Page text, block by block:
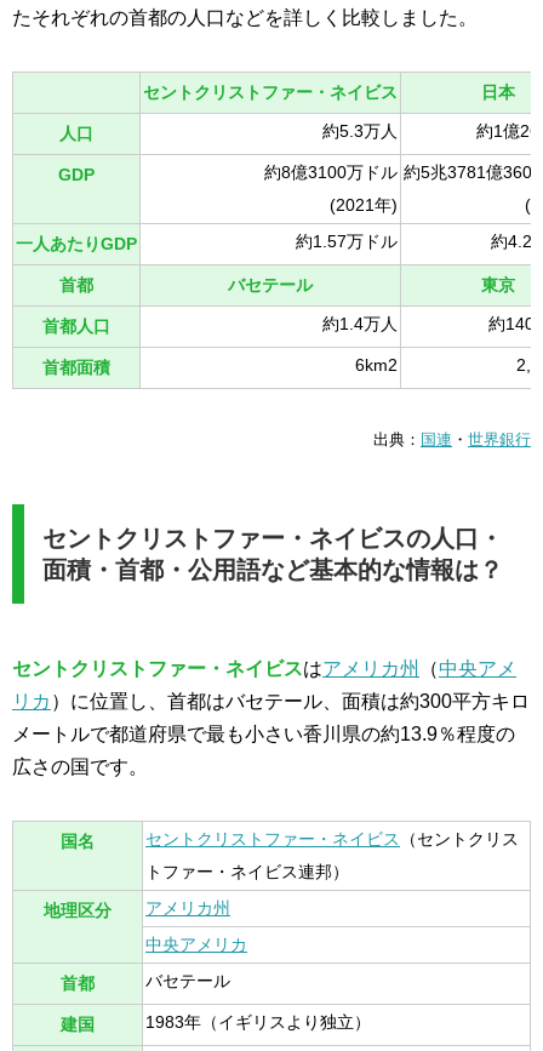
たそれぞれの首都の人口などを詳しく比較しました。
セントクリストファー・ネイビス 日本
人口 約5.3万人 約1億
GDP
約8億3100万ドル
(2021年)
約5兆3781億
一人あたりGDP
約1.57万ドル 約
首都 バセテール 東京
首都人口 約1.4万人 約
首都面積 6km2
出典： 国連 ・ 世界銀行
セントクリストファー・ネイビスの人口・
面積・首都・公用語など基本的な情報は？
セントクリストファー・ネイビスはアメリカ州 （中央アメ
リカ ）に位置し、首都はバセテール、面積は約300平方キロ
メートルで都道府県で最も小さい香川県の約13.9％程度の
広さの国です。
国名 セントクリストファー・ネイビス
（セントクリス
トファー・ネイビス連邦）
地理区分
アメリカ州
中央アメリカ
首都
バセテール
建国 1983年（イギリスより独立）